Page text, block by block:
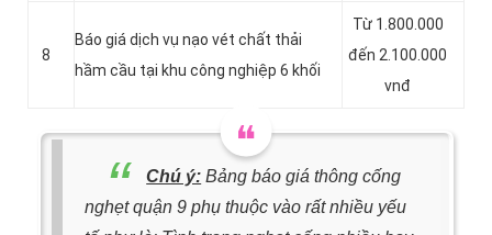
8
Báo giá dịch vụ nạo vét chất thải
hầm cầu tại khu công nghiệp 6 khối
Từ 1.800.000
đến 2.100.000
vnđ
Chú ý: Bảng báo giá thông cống
nghẹt quận 9 phụ thuộc vào rất nhiều yếu